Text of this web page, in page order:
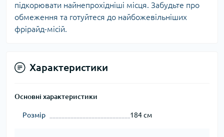
підкорювати найнепрохідніші місця. Забудьте про
обмеження та готуйтеся до найбожевільніших
фрірайд-місій.
Характеристики
Основні характеристики
Розмір 184 см